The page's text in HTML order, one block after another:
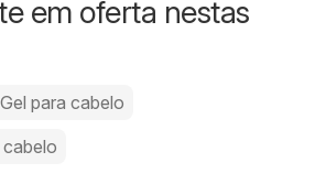
em oferta nestas
Gel para cabelo
cabelo